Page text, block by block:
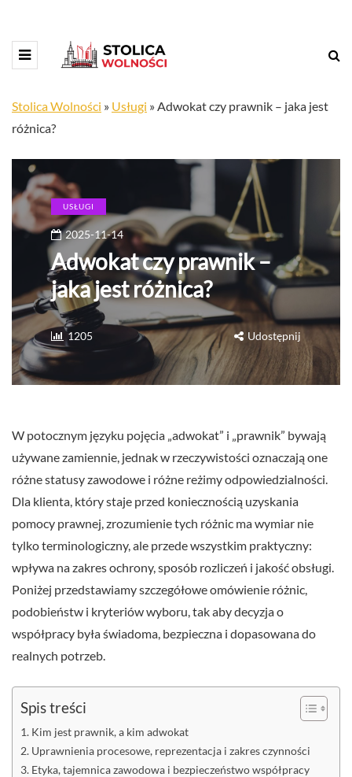
Stolica Wolności » Usługi »Adwokat czy prawnik – jaka jest
różnica?
USŁUGI
2025-11-14
Adwokat czy prawnik –
jaka jest różnica?
1205 Udostępnij
W potocznym języku pojęcia „adwokat” i „prawnik” bywają
używane zamiennie, jednak w rzeczywistości oznaczają one
różne statusy zawodowe i różne reżimy odpowiedzialności.
Dla klienta, który staje przed koniecznością uzyskania
pomocy prawnej, zrozumienie tych różnic ma wymiar nie
tylko terminologiczny, ale przede wszystkim praktyczny:
wpływa na zakres ochrony, sposób rozliczeń i jakość obsługi.
Poniżej przedstawiamy szczegółowe omówienie różnic,
podobieństw i kryteriów wyboru, tak aby decyzja o
współpracy była świadoma, bezpieczna i dopasowana do
realnych potrzeb.
Spis treści
Kim jest prawnik, a kim adwokat
Uprawnienia procesowe, reprezentacja i zakres czynności
Etyka, tajemnica zawodowa i bezpieczeństwo współpracy